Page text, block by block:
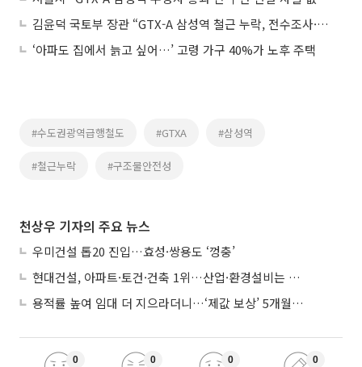
김윤덕 국토부 장관 “GTX-A 삼성역 철근 누락, 전수조사·감사 착수”
‘아파도 집에서 늙고 싶어…’ 고령 가구 40%가 노후 주택
#수도권광역급행철도 #GTXA #삼성역
#철근누락 #구조물안전성
천상우 기자의 주요 뉴스
우미건설 톱20 진입…효성·쌍용도 ‘껑충’
현대건설, 아파트·토건·건축 1위…산업·환경설비는 삼성E&A
용적률 높여 임대 더 지으라더니…‘제값 보상’ 5개월째 국회에 발목
0 0 0 0